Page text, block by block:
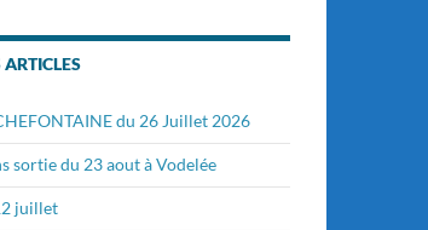
ARTICLES
du 26 Juillet 2026
sortie du 23 aout à Vodelée
juillet